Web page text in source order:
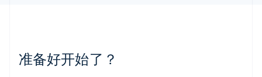
准备好开始了？
挪威